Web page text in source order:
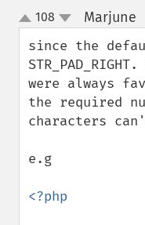
up
down
108 Marjune
since the
were always
the required
characters
e.g
<?php